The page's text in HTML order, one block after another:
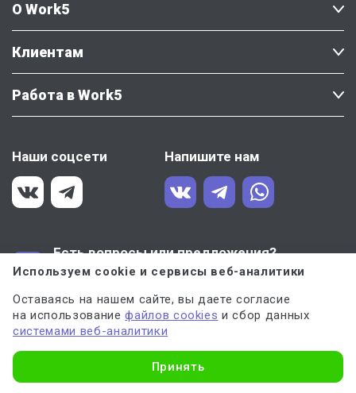
О Work5
Клиентам
Работа в Work5
Наши соцсети Напишите нам
Есть вопросы или предложения?
Напишите Крестине Мерзляковой
Политика конфиденциальности
Пользовательское соглашение
Используем cookie и сервисы веб-аналитики
Оставаясь на нашем сайте, вы даете согласие
на использованиефайлов cookies и сбор данных
системами веб-аналитики
Принять